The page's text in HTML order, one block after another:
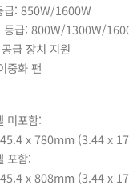
급: 850W/1600W
등급: 800W/1300W/
급 장치 지원
중화 팬
미포함:
x 780mm (3.44 x
포함:
x 808mm (3.44 x